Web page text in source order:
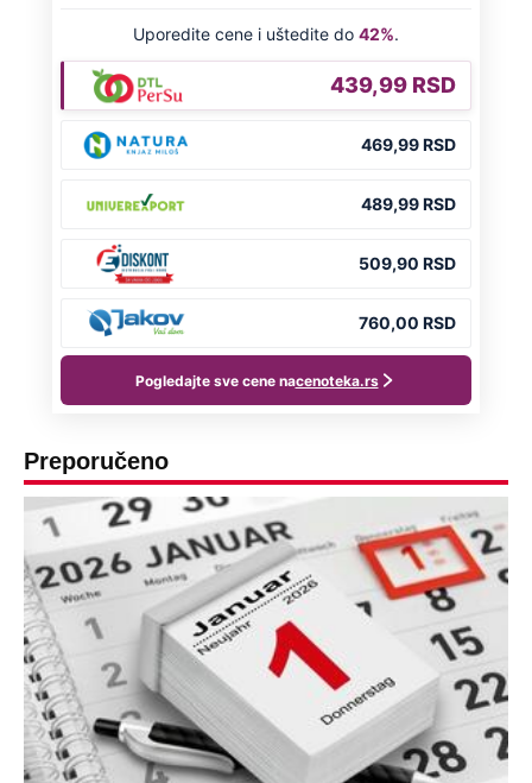
Preporučeno